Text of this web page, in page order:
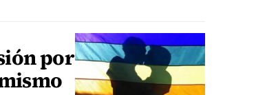
por